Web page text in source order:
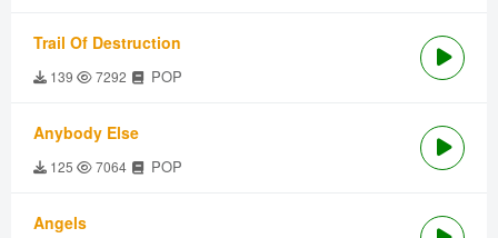
Trail Of Destruction
139 7292 POP
Anybody Else
125 7064 POP
Angels